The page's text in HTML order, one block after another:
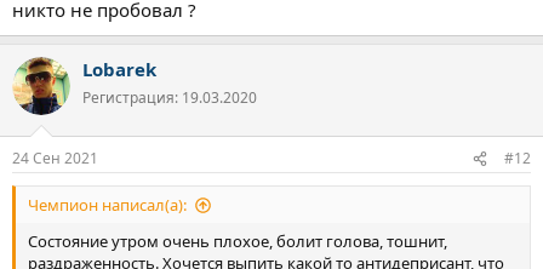
никто не пробовал ?
Lobarek
Регистрация: 19.03.2020
24 Сен 2021 #12
Чемпион написал(а):
Состояние утром очень плохое, болит голова, тошнит,
раздраженность. Хочется выпить какой то антидеприсант, что